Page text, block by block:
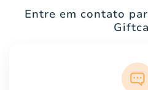
Entre em contato